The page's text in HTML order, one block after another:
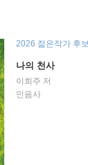
2026 젊은작가 후
나의 천사
이희주 저
민음사